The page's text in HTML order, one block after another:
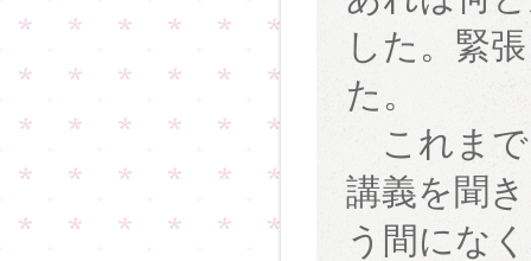
した。緊
た。
これまで
講義を聞
う間にな